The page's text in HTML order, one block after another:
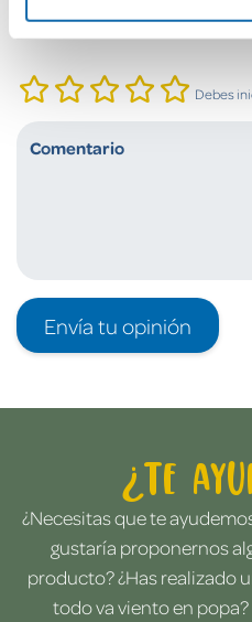
Debes
Envía tu opinión
¿Te
¿Necesitas que te
gustaría proponernos
producto? ¿Has realizado
todo va viento en